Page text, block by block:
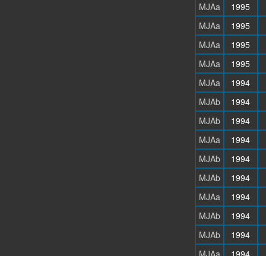
MJAa
1995
MJAa
1995
MJAa
1995
MJAa
1995
MJAa
1994
MJAb
1994
MJAb
1994
MJAa
1994
MJAb
1994
MJAb
1994
MJAa
1994
MJAb
1994
MJAb
1994
MJAa
1994